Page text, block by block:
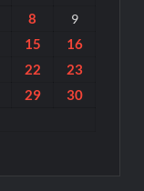
8 9
15
16
22
23
29 30